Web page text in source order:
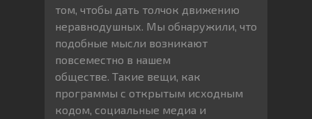
том, чтобы дать толчок движению
неравнодушных. Мы обнаружили, что
подобные мысли возникают
повсеместно в нашем
обществе. Такие вещи, как
программы с открытым исходным
кодом, социальные медиа и